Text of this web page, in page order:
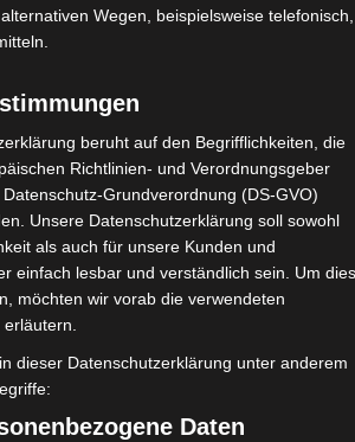
STÄNDERFEDER
Bewertet
0
von
5
19,00€ *
IN DEN WARENKORB
VSX
Wegen, beispielsweise telefonisch,
beruht auf den Begrifflichkeiten, die
Richtlinien- und Verordnungsgeber
Grundverordnung (DS-GVO)
Unsere Datenschutzerklärung soll sowohl
als auch für unsere Kunden und
einfach lesbar und verständlich sein. Um dies
möchten wir vorab die verwendeten
dieser Datenschutzerklärung unter anderem
Daten